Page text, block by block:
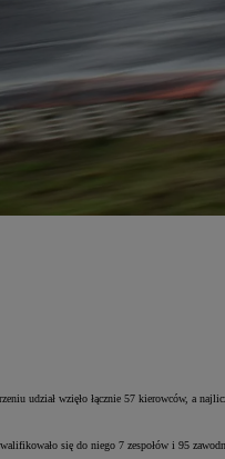
udział wzięło łącznie 57 kierowców, a
się do niego 7 zespołów i 95